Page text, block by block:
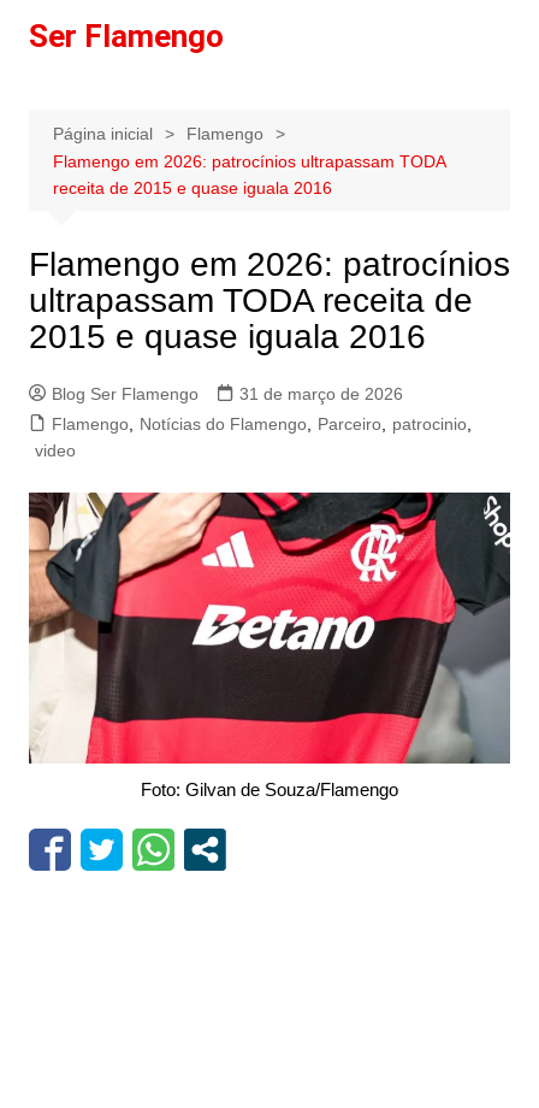
paraSer Flamengo
Página inicial
Flamengo
Flamengo em 2026: patrocínios ultrapassam TODA
receita de 2015 e quase iguala 2016
Flamengo em 2026: patrocínios
ultrapassam TODA receita de
2015 e quase iguala 2016
Blog Ser Flamengo
31 de março de 2026
Flamengo, Notícias do Flamengo, Parceiro, patrocinio,
video
Foto: Gilvan de Souza/Flamengo